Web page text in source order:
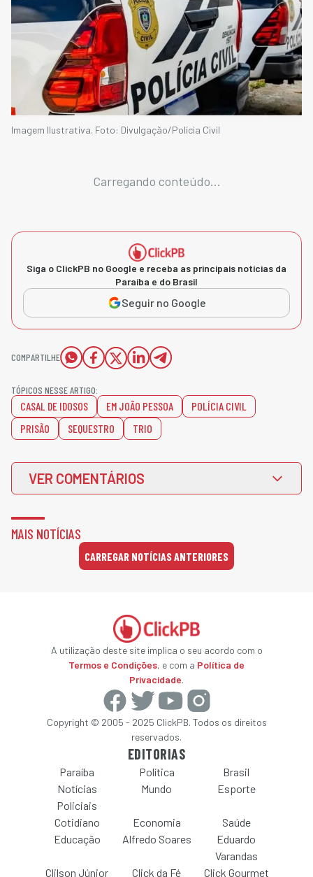
Imagem Ilustrativa. Foto: Divulgação/Polícia Civil
Carregando conteúdo...
Siga o ClickPB no Google e receba as principais notícias da
Paraíba e do Brasil
Seguir no Google
COMPARTILHE
TÓPICOS NESSE ARTIGO:
CASAL DE IDOSOS EM JOÃO PESSOA
POLÍCIA CIVIL
PRISÃO
SEQUESTRO TRIO
VER COMENTÁRIOS
MAIS NOTÍCIAS
CARREGAR NOTÍCIAS ANTERIORES
A utilização deste site implica o seu acordo com o
Termos e Condições, e com a Política de
Privacidade.
Copyright © 2005 - 2025 ClickPB. Todos os direitos
reservados.
EDITORIAS
Paraíba Política
Brasil
Notícias
Policiais
Mundo Esporte
Cotidiano Economia
Saúde
Educação
Alfredo Soares
Eduardo
Varandas
Clilson Júnior
Click da Fé Click Gourmet